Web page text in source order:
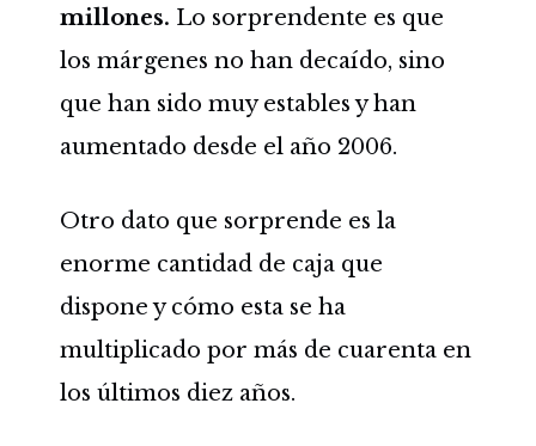
millones. Lo sorprendente es que
los márgenes no han decaído, sino
que han sido muy estables y han
aumentado desde el año 2006.
Otro dato que sorprende es la
enorme cantidad de caja que
dispone y cómo esta se ha
multiplicado por más de cuarenta en
los últimos diez años.